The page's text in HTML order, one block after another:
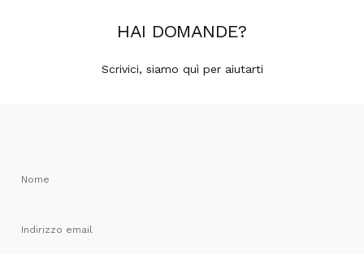
HAI DOMANDE?
Scrivici, siamo quì per aiutarti
Nome
Indirizzo email